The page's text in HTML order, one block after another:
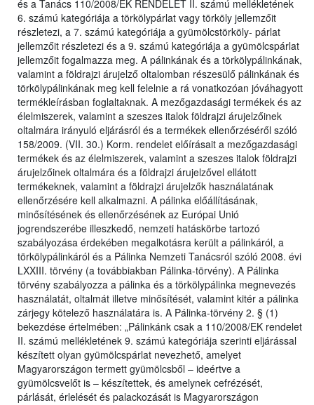
és a Tanács 110/2008/EK RENDELET II. számú mellékletének
6. számú kategóriája a törkölypárlat vagy törköly jellemzőit
részletezi, a 7. számú kategóriája a gyümölcstörköly- párlat
jellemzőit részletezi és a 9. számú kategóriája a gyümölcspárlat
jellemzőit fogalmazza meg. A pálinkának és a törkölypálinkának,
valamint a földrajzi árujelző oltalomban részesülő pálinkának és
törkölypálinkának meg kell felelnie a rá vonatkozóan jóváhagyott
termékleírásban foglaltaknak. A mezőgazdasági termékek és az
élelmiszerek, valamint a szeszes italok földrajzi árujelzőinek
oltalmára irányuló eljárásról és a termékek ellenőrzéséről szóló
158/2009. (VII. 30.) Korm. rendelet előírásait a mezőgazdasági
termékek és az élelmiszerek, valamint a szeszes italok földrajzi
árujelzőinek oltalmára és a földrajzi árujelzővel ellátott
termékeknek, valamint a földrajzi árujelzők használatának
ellenőrzésére kell alkalmazni. A pálinka előállításának,
minősítésének és ellenőrzésének az Európai Unió
jogrendszerébe illeszkedő, nemzeti hatáskörbe tartozó
szabályozása érdekében megalkotásra került a pálinkáról, a
törkölypálinkáról és a Pálinka Nemzeti Tanácsról szóló 2008. évi
LXXIII. törvény (a továbbiakban Pálinka-törvény). A Pálinka
törvény szabályozza a pálinka és a törkölypálinka megnevezés
használatát, oltalmát illetve minősítését, valamint kitér a pálinka
zárjegy kötelező használatára is. A Pálinka-törvény 2. § (1)
bekezdése értelmében: „Pálinkánk csak a 110/2008/EK rendelet
II. számú mellékletének 9. számú kategóriája szerinti eljárással
készített olyan gyümölcspárlat nevezhető, amelyet
Magyarországon termett gyümölcsből – ideértve a
gyümölcsvelőt is – készítettek, és amelynek cefrézését,
párlását, érlelését és palackozását is Magyarországon